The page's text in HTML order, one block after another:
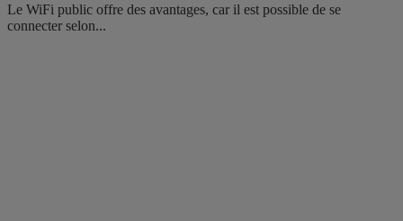
Le WiFi public offre des avantages, car il est possible de se
connecter selon...